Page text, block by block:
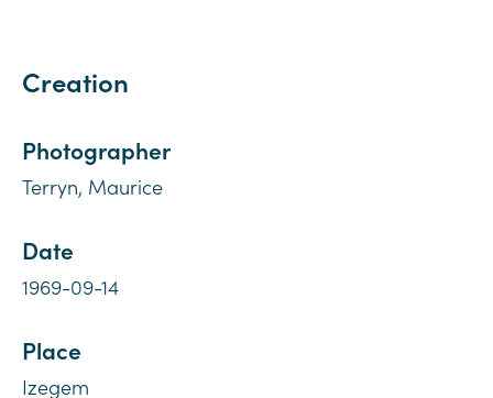
Creation
Photographer
Terryn, Maurice
Date
1969-09-14
Place
Izegem